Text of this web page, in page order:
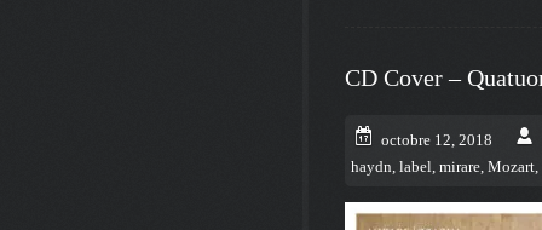
CD Cover –
octobre 12, 2018
haydn, label, mirare, Mozart,